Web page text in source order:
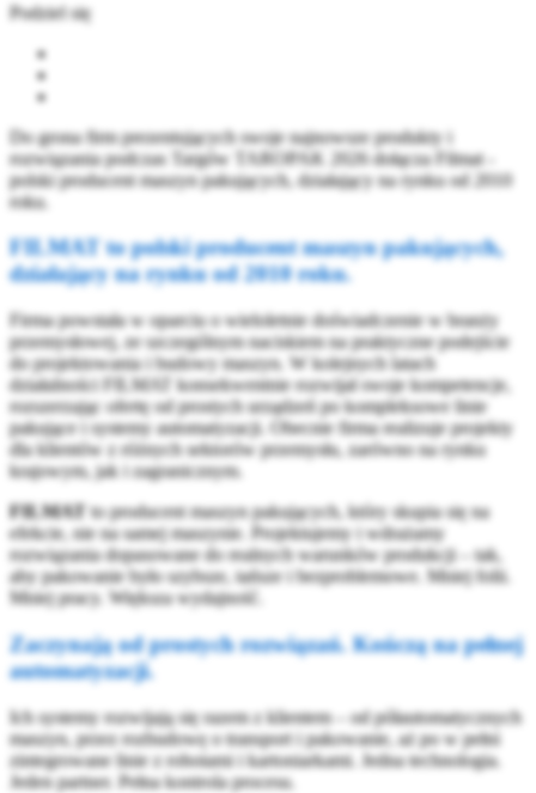
Podziel się
Do grona firm prezentujących swoje najnowsze produkty i
rozwiązania podczas Targów TAROPAK 2026 dołącza Filmat -
polski producent maszyn pakujących, działający na rynku od 2010
roku.
FILMAT to polski producent maszyn pakujących,
działający na rynku od 2010 roku.
Firma powstała w oparciu o wieloletnie doświadczenie w branży
przemysłowej, ze szczególnym naciskiem na praktyczne podejście
do projektowania i budowy maszyn. W kolejnych latach
działalności FILMAT konsekwentnie rozwijał swoje kompetencje,
rozszerzając ofertę od prostych urządzeń po kompleksowe linie
pakujące i systemy automatyzacji. Obecnie firma realizuje projekty
dla klientów z różnych sektorów przemysłu, zarówno na rynku
krajowym, jak i zagranicznym.
FILMAT to producent maszyn pakujących, który skupia się na
efekcie, nie na samej maszynie. Projektujemy i wdrażamy
rozwiązania dopasowane do realnych warunków produkcji – tak,
aby pakowanie było szybsze, tańsze i bezproblemowe. Mniej folii.
Mniej pracy. Większa wydajność.
Zaczynają od prostych rozwiązań. Kończą na pełnej
automatyzacji.
Ich systemy rozwijają się razem z klientem – od półautomatycznych
maszyn, przez rozbudowę o transport i pakowanie, aż po w pełni
zintegrowane linie z robotami i kartoniarkami. Jedna technologia.
Jeden partner. Pełna kontrola procesu.